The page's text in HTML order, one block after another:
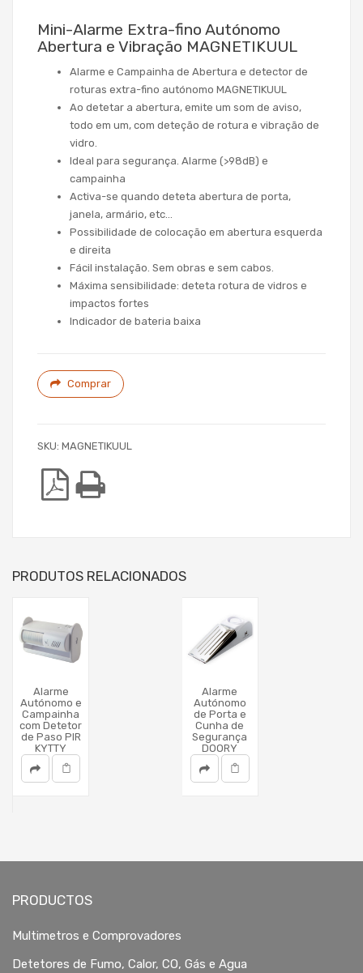
Mini-Alarme Extra-fino Autónomo
Abertura e Vibração MAGNETIKUUL
Alarme e Campainha de Abertura e detector de
roturas extra-fino autónomo MAGNETIKUUL
Ao detetar a abertura, emite um som de aviso,
todo em um, com deteção de rotura e vibração de
vidro.
Ideal para segurança. Alarme (>98dB) e
campainha
Activa-se quando deteta abertura de porta,
janela, armário, etc…
Possibilidade de colocação em abertura esquerda
e direita
Fácil instalação. Sem obras e sem cabos.
Máxima sensibilidade: deteta rotura de vidros e
impactos fortes
Indicador de bateria baixa
Comprar
SKU: MAGNETIKUUL
PRODUTOS RELACIONADOS
Alarme
Autónomo e
Campainha
com Detetor
de Paso PIR
KYTTY
Alarme
Autónomo
de Porta e
Cunha de
Segurança
DOORY
PRODUCTOS
Multimetros e Comprovadores
Detetores de Fumo, Calor, CO, Gás e Agua